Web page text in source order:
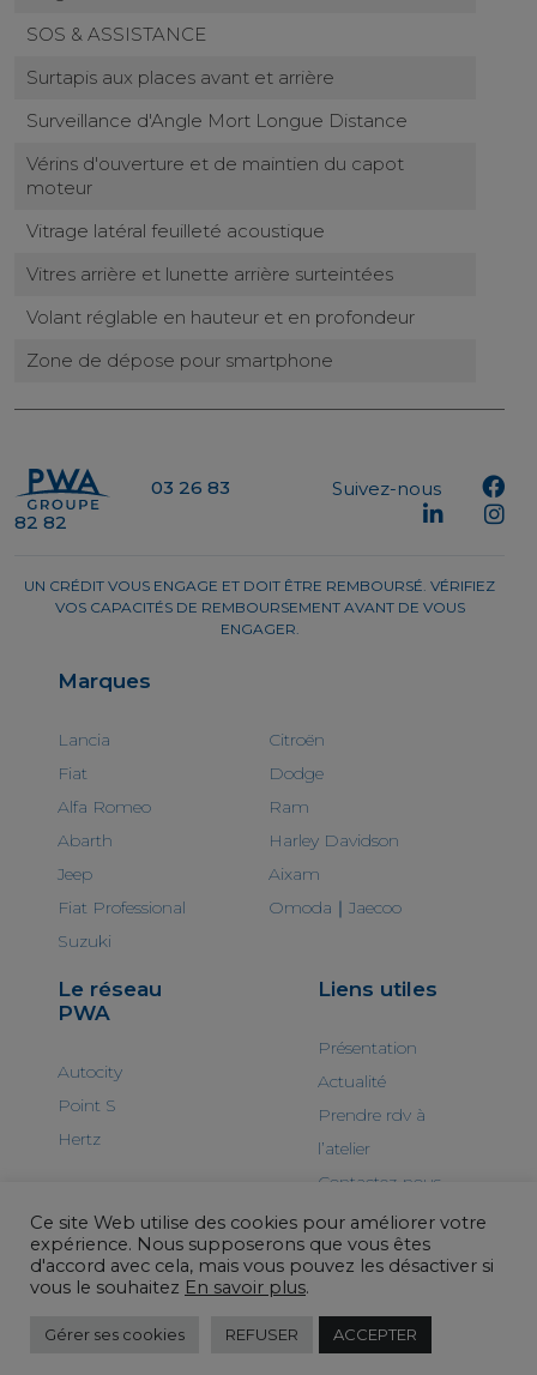
SOS & ASSISTANCE
Surtapis aux places avant et arrière
Surveillance d'Angle Mort Longue Distance
Vérins d'ouverture et de maintien du capot
moteur
Vitrage latéral feuilleté acoustique
Vitres arrière et lunette arrière surteintées
Volant réglable en hauteur et en profondeur
Zone de dépose pour smartphone
03 26 83
82 82
Suivez-nous
UN CRÉDIT VOUS ENGAGE ET DOIT ÊTRE REMBOURSÉ. VÉRIFIEZ
VOS CAPACITÉS DE REMBOURSEMENT AVANT DE VOUS
ENGAGER.
Marques
Lancia
Fiat
Alfa Romeo
Abarth
Jeep
Fiat Professional
Suzuki
Citroën
Dodge
Ram
Harley Davidson
Aixam
Omoda｜Jaecoo
Le réseau
PWA
Autocity
Point S
Hertz
Liens utiles
Présentation
Actualité
Prendre rdv à
l’atelier
Contactez-nous
© PWA 2025 - Tous droits réservés
Mentions
légales-Politique de confidentialité
Ce site Web utilise des cookies pour améliorer votre
expérience. Nous supposerons que vous êtes
d'accord avec cela, mais vous pouvez les désactiver si
vous le souhaitez En savoir plus.
Gérer ses cookies REFUSER ACCEPTER